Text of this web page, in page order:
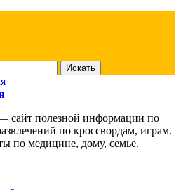
сайт полезной информации по
по кроссвордам, играм.
по медицине, дому, семье,